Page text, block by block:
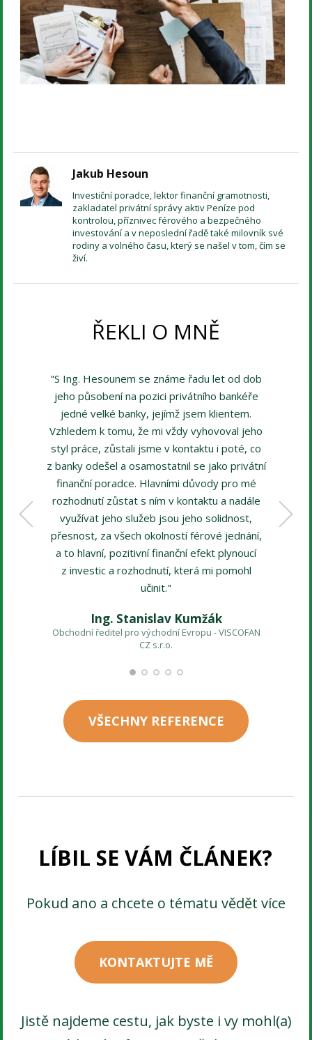
Jakub Hesoun
Investiční poradce, lektor finanční gramotnosti,
zakladatel privátní správy aktiv Peníze pod
kontrolou, příznivec férového a bezpečného
investování a v neposlední řadě také milovník své
rodiny a volného času, který se našel v tom, čím se
živí.
ŘEKLI O MNĚ
"S Ing. Hesounem se známe řadu let od dob
jeho působení na pozici privátního bankéře
jedné velké banky, jejímž jsem klientem.
Vzhledem k tomu, že mi vždy vyhovoval jeho
styl práce, zůstali jsme v kontaktu i poté, co
z banky odešel a osamostatnil se jako privátní
finanční poradce. Hlavními důvody pro mé
rozhodnutí zůstat s ním v kontaktu a nadále
využívat jeho služeb jsou jeho solidnost,
přesnost, za všech okolností férové jednání,
a to hlavní, pozitivní finanční efekt plynoucí
z investic a rozhodnutí, která mi pomohl
učinit."
Ing. Stanislav Kumžák
Obchodní ředitel pro východní Evropu - VISCOFAN
CZ s.r.o.
VŠECHNY REFERENCE
LÍBIL SE VÁM ČLÁNEK?
Pokud ano a chcete o tématu vědět více
KONTAKTUJTE MĚ
Jistě najdeme cestu, jak byste i vy mohl(a)